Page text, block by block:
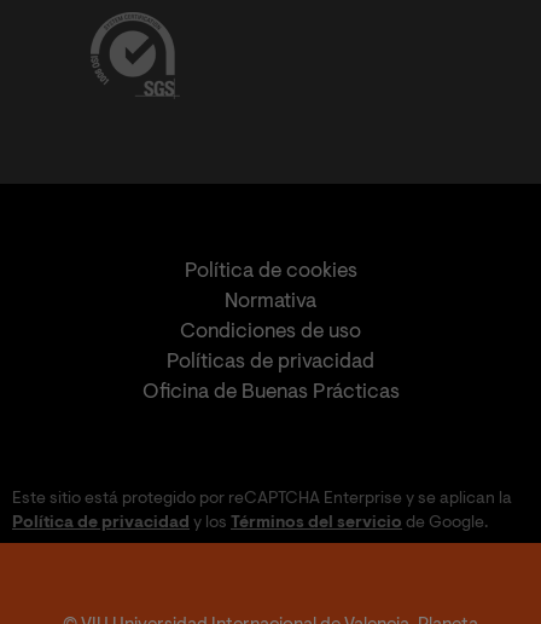
Política de cookies
Normativa
Condiciones de uso
Políticas de privacidad
Oficina de Buenas Prácticas
Este sitio está protegido por reCAPTCHA Enterprise y se aplican la
Política de privacidad y los Términos del servicio de Google.